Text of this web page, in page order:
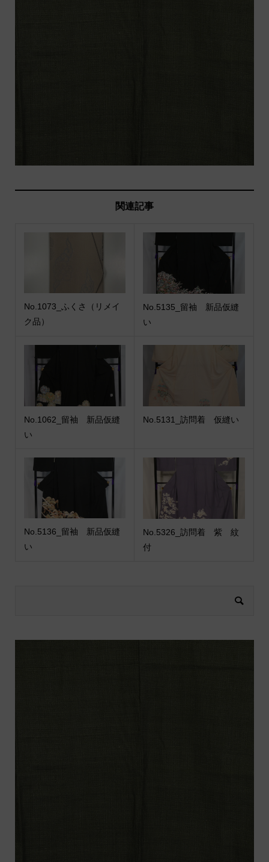
関連記事
No.1073_ふくさ（リメイ
ク品）
No.5135_留袖 新品仮縫
い
No.1062_留袖 新品仮縫
い
No.5131_訪問着 仮縫い
No.5136_留袖 新品仮縫
い
No.5326_訪問着 紫 紋
付